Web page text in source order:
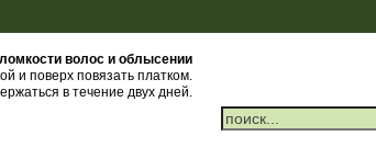
волос и облысении
и поверх повязать платком.
в течение двух дней.